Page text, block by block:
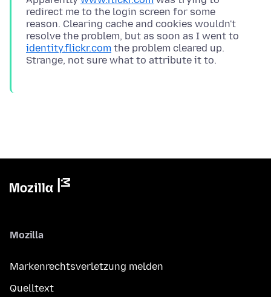
redirect me to the login screen for some
reason. Clearing cache and cookies wouldn't
resolve the problem, but as soon as I went to
identity.flickr.com the problem cleared up.
Mozilla
Markenrechtsverletzung melden
Quelltext